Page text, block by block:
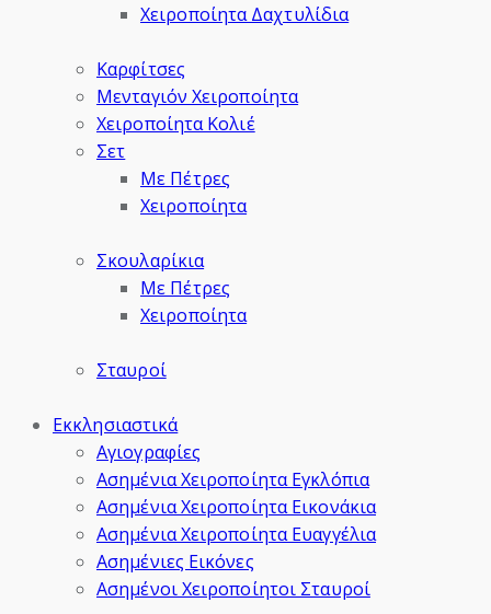
Χειροποίητα Δαχτυλίδια
Καρφίτσες
Μενταγιόν Χειροποίητα
Χειροποίητα Κολιέ
Σετ
Με Πέτρες
Χειροποίητα
Σκουλαρίκια
Με Πέτρες
Χειροποίητα
Σταυροί
Εκκλησιαστικά
Αγιογραφίες
Ασημένια Χειροποίητα Εγκλόπια
Ασημένια Χειροποίητα Εικονάκια
Ασημένια Χειροποίητα Ευαγγέλια
Ασημένιες Εικόνες
Ασημένοι Χειροποίητοι Σταυροί